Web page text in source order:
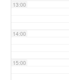
13:00
14:00
15:00